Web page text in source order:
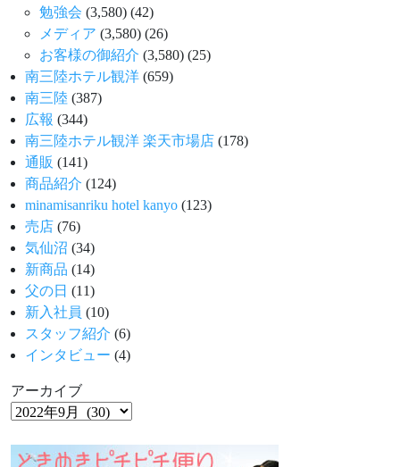
勉強会 (3,580) (42)
メディア (3,580) (26)
お客様の御紹介 (3,580) (25)
南三陸ホテル観洋 (659)
南三陸 (387)
広報 (344)
南三陸ホテル観洋 楽天市場店 (178)
通販 (141)
商品紹介 (124)
minamisanriku hotel kanyo (123)
売店 (76)
気仙沼 (34)
新商品 (14)
父の日 (11)
新入社員 (10)
スタッフ紹介 (6)
インタビュー (4)
アーカイブ